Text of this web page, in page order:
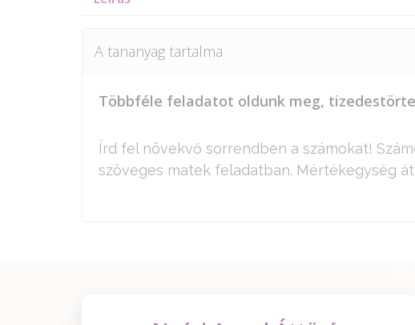
A tananyag tartalma
Többféle feladatot oldunk meg,
Írd fel növekvő sorrendben a számokat!
szöveges matek feladatban. Mértékegység